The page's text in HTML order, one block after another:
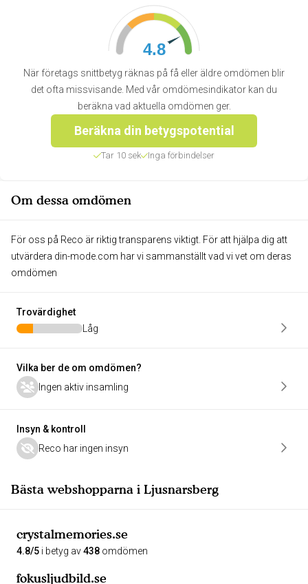
4.8
När företags snittbetyg räknas på få eller äldre omdömen blir
det ofta missvisande. Med vår omdömesindikator kan du
beräkna vad aktuella omdömen ger.
Beräkna din betygspotential
Tar 10 sek Inga förbindelser
Om dessa omdömen
För oss på Reco är riktig transparens viktigt. För att hjälpa dig att
utvärdera din-mode.com har vi sammanställt vad vi vet om deras
omdömen
Trovärdighet
Låg
Vilka ber de om omdömen?
Ingen aktiv insamling
Insyn & kontroll
Reco har ingen insyn
Bästa webshopparna i Ljusnarsberg
crystalmemories.se
4.8/5 i betyg av438 omdömen
fokusljudbild.se